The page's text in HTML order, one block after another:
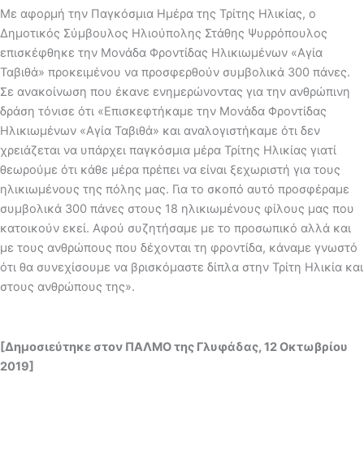
Με αφορμή την Παγκόσμια Ημέρα της Τρίτης Ηλικίας, ο
Δημοτικός Σύμβουλος Ηλιούπολης Στάθης Ψυρρόπουλος
επισκέφθηκε την Μονάδα Φροντίδας Ηλικιωμένων «Αγία
Ταβιθά» προκειμένου να προσφερθούν συμβολικά 300 πάνες.
Σε ανακοίνωση που έκανε ενημερώνοντας για την ανθρώπινη
δράση τόνισε ότι «Επισκεφτήκαμε την Μονάδα Φροντίδας
Ηλικιωμένων «Αγία Ταβιθά» και αναλογιστήκαμε ότι δεν
χρειάζεται να υπάρχει παγκόσμια μέρα Τρίτης Ηλικίας γιατί
θεωρούμε ότι κάθε μέρα πρέπει να είναι ξεχωριστή για τους
ηλικιωμένους της πόλης μας. Για το σκοπό αυτό προσφέραμε
συμβολικά 300 πάνες στους 18 ηλικιωμένους φίλους μας που
κατοικούν εκεί. Αφού συζητήσαμε με το προσωπικό αλλά και
με τους ανθρώπους που δέχονται τη φροντίδα, κάναμε γνωστό
ότι θα συνεχίσουμε να βρισκόμαστε δίπλα στην Τρίτη Ηλικία και
στους ανθρώπους της».
[Δημοσιεύτηκε στον ΠΑΛΜΟ της Γλυφάδας, 12 Οκτωβρίου
2019]